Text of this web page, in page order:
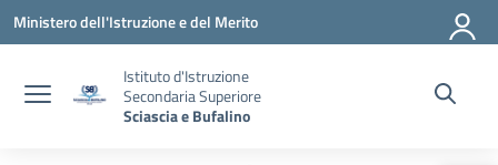
Vai ai contenuti
Vai al menu di navigazione
Vai al footer
Ministero dell'Istruzione e del Merito
Istituto d'Istruzione
Secondaria Superiore
Sciascia e Bufalino